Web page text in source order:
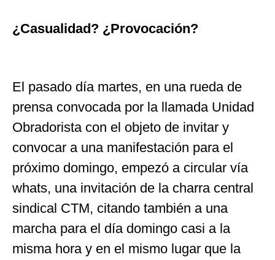
¿Casualidad? ¿Provocación?
El pasado día martes, en una rueda de
prensa convocada por la llamada Unidad
Obradorista con el objeto de invitar y
convocar a una manifestación para el
próximo domingo, empezó a circular vía
whats, una invitación de la charra central
sindical CTM, citando también a una
marcha para el día domingo casi a la
misma hora y en el mismo lugar que la